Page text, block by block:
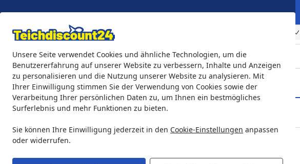
Unsere Seite verwendet Cookies und ähnliche Technologien, um die
Benutzererfahrung auf unserer Website zu verbessern, Inhalte und Anzeigen
zu personalisieren und die Nutzung unserer Website zu analysieren. Mit
Ihrer Einwilligung stimmen Sie der Verwendung von Cookies sowie der
Verarbeitung Ihrer persönlichen Daten zu, um Ihnen ein bestmögliches
Surferlebnis und mehr Funktionen zu bieten.
Sie können Ihre Einwilligung jederzeit in den Cookie-Einstellungen anpassen
oder widerrufen.
Eigene Montage-Teams
Teichprodukte Aquaristik Söll Teichpflege & Fischfutter
Heissner Dichtung Pumpenkammerdeckel für P4100E (ET11-P40EA)